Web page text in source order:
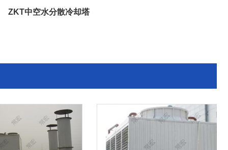
ZKT中空水分散冷却塔